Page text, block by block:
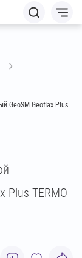
GeoSM Geoflax Plus
Plus TERMO